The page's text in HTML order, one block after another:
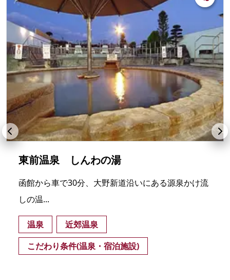
東前温泉 しんわの湯
函館から車で30分、大野新道沿いにある源泉かけ流
しの温...
温泉
近郊温泉
こだわり条件(温泉・宿泊施設)